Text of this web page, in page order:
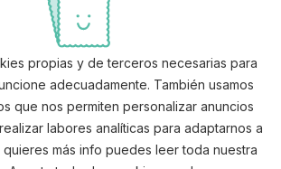
los días tienes repaso tanto de los
estudiando como de anteriores y han
una IA para las dudas diarias del
contactar por correo electrónico.
propias y de terceros necesarias para
adecuadamente. También usamos
que nos permiten personalizar anuncios
labores analíticas para adaptarnos a
más info puedes leer toda nuestra